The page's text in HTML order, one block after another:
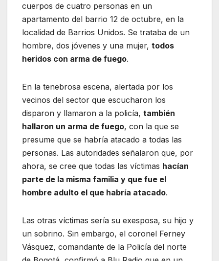
cuerpos de cuatro personas en un
apartamento del barrio 12 de octubre, en la
localidad de Barrios Unidos. Se trataba de un
hombre, dos jóvenes y una mujer, todos
heridos con arma de fuego.
En la tenebrosa escena, alertada por los
vecinos del sector que escucharon los
disparon y llamaron a la policía, también
hallaron un arma de fuego, con la que se
presume que se habría atacado a todas las
personas. Las autoridades señalaron que, por
ahora, se cree que todas las víctimas hacían
parte de la misma familia y que fue el
hombre adulto el que habría atacado.
Las otras víctimas sería su exesposa, su hijo y
un sobrino. Sin embargo, el coronel Ferney
Vásquez, comandante de la Policía del norte